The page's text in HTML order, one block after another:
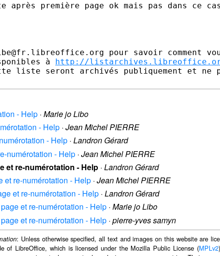
après première page ok mais pas dans ce cas
pour savoir comment
à http://
liste seront archivés publiquement et ne
- Help · Marie jo Libo
- Help · Jean Michel PIERRE
- Help · Landron Gérard
numérotation - Help · Jean Michel PIERRE
et re-numérotation - Help · Landron Gérard
et re-numérotation - Help · Jean Michel PIERRE
et re-numérotation - Help · Landron Gérard
et re-numérotation - Help · Marie jo Libo
et re-numérotation - Help · pierre-yves samyn
: Unless otherwise specified, all text and images on this website are
of LibreOffice, which is licensed under the Mozilla Public License (MPLv2